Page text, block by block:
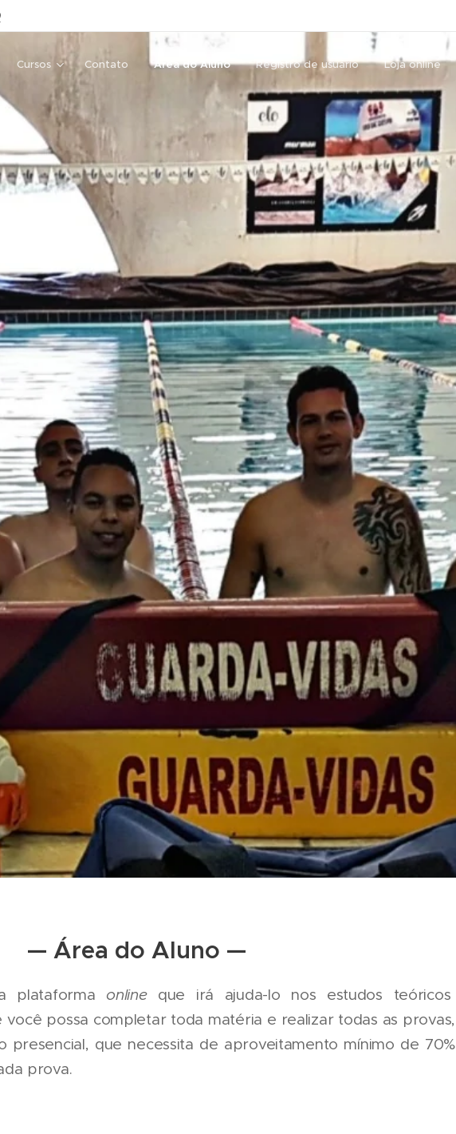
Cursos Contato Área do Aluno Registro de usuário Loja online
— Área do Aluno —
plataforma onlineque irá ajuda-lo nos estudos teóricos
possa completar toda matéria e realizar todas as provas,
presencial, que necessita de aproveitamento mínimo de 70%
prova.